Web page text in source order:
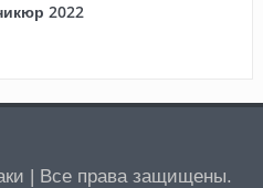
2022
| Все права защищены.